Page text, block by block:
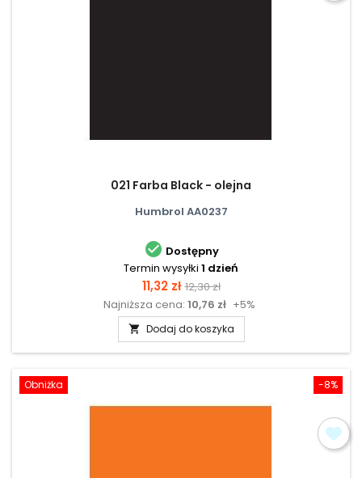
021 Farba Black - olejna
Humbrol AA0237
 Dostępny
Termin wysyłki 1 dzień
Cena
11,32 zł Cena
podstawowa
12,30 zł
Najniższa cena: 10,76 zł +5%
 Dodaj do koszyka
-8%
Obniżka